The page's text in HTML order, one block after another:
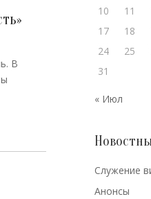
В
10
11
17
18
24
25
31
« Июл
Cлужение
Анонсы